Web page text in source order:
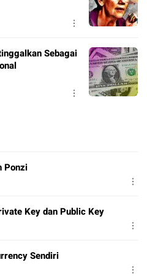
Sebagai
Ponzi
Key dan Public Key
Sendiri